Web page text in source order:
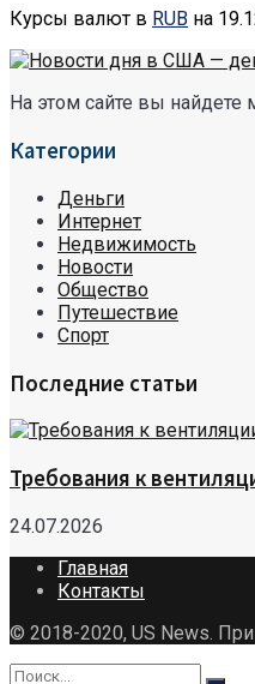
Курсы валют в RUB на
На этом сайте вы
Категории
Деньги
Интернет
Недвижимость
Новости
Общество
Путешествие
Спорт
Последние статьи
Требования к
24.07.2026
Главная
Контакты
© 2018-2020, US News. При